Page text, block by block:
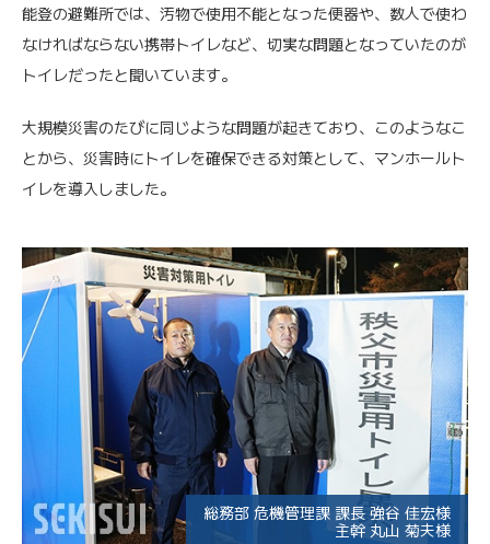
能登の避難所では、汚物で使用不能となった便器や、数人で使わ
なければならない携帯トイレなど、切実な問題となっていたのが
トイレだったと聞いています。
大規模災害のたびに同じような問題が起きており、このようなこ
とから、災害時にトイレを確保できる対策として、マンホールト
イレを導入しました。
総務部 危機管理課 課長 強谷 佳宏様
主幹 丸山 菊夫様